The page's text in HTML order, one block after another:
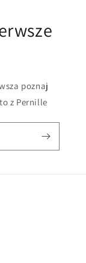
poznaj
z Pernille